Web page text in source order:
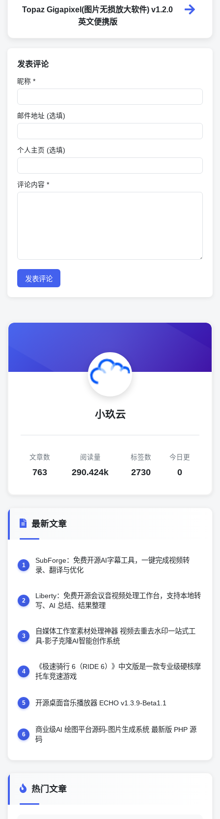
Topaz Gigapixel(图片无损放大软件) v1.2.0
英文便携版
发表评论
昵称 *
邮件地址 (选填)
个人主页 (选填)
评论内容 *
发表评论
小玖云
文章数
763
阅读量
290.424k
标签数
2730
今日更
0
最新文章
1
SubForge：免费开源AI字幕工具，一键完成视频转
录、翻译与优化
2
Liberty：免费开源会议音视频处理工作台，支持本地转
写、AI 总结、结果整理
3
自媒体工作室素材处理神器 视频去重去水印一站式工
具-影子克隆AI智能创作系统
4
《极速骑行 6（RIDE 6）》中文版是一款专业级硬核摩
托车竞速游戏
5 开源桌面音乐播放器 ECHO v1.3.9-Beta1.1
6
商业级AI 绘图平台源码-图片生成系统 最新版 PHP 源
码
热门文章